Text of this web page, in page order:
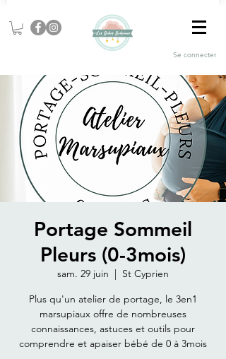
Se connecter
Portage Sommeil
Pleurs (0-3mois)
sam. 29 juin
  |
St Cyprien
Plus qu'un atelier de portage, le 3en1
marsupiaux offre de nombreuses
connaissances, astuces et outils pour
comprendre et apaiser bébé de 0 à 3mois